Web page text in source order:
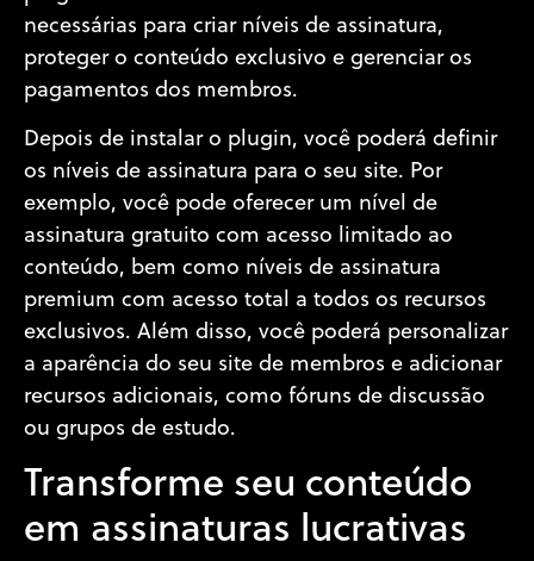
necessárias para criar níveis de assinatura,
proteger o conteúdo exclusivo e gerenciar os
pagamentos dos membros.
Depois de instalar o plugin, você poderá definir
os níveis de assinatura para o seu site. Por
exemplo, você pode oferecer um nível de
assinatura gratuito com acesso limitado ao
conteúdo, bem como níveis de assinatura
premium com acesso total a todos os recursos
exclusivos. Além disso, você poderá personalizar
a aparência do seu site de membros e adicionar
recursos adicionais, como fóruns de discussão
ou grupos de estudo.
Transforme seu conteúdo
em assinaturas lucrativas